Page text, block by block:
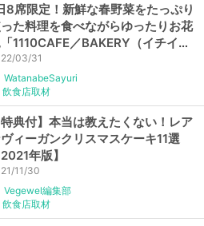
8席限定！新鮮な春野菜をたっぷり
た料理を食べながらゆったりお花
「1110CAFE／BAKERY（イチイチ
マルカフェ／ベーカリー）」
03/31
WatanabeSayuri
飲食店取材
特典付】本当は教えたくない！レア
ィーガンクリスマスケーキ11選
2021年版】
11/30
Vegewel編集部
飲食店取材